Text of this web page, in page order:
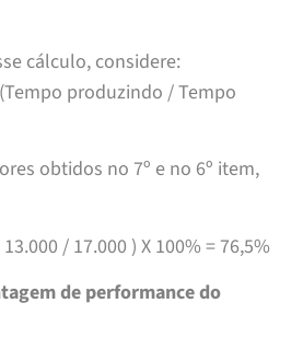
cálculo, considere:
produzindo / Tempo
obtidos no 7º e no 6º item,
/ 17.000 ) X 100% = 76,5%
de performance do